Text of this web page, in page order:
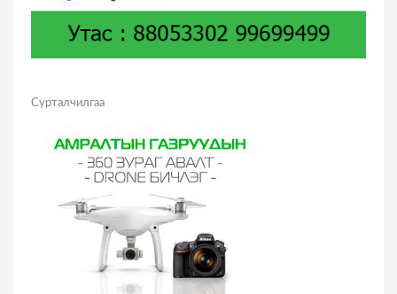
Сурталчилгаа